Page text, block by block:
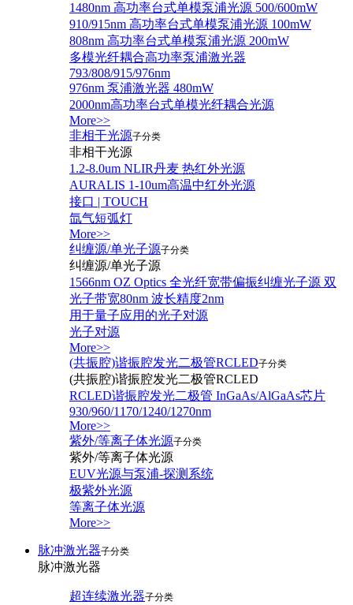
1480nm 高功率台式单模泵浦光源 500/600mW
910/915nm 高功率台式单模泵浦光源 100mW
808nm 高功率台式单模泵浦光源 200mW
多模光纤耦合高功率泵浦激光器
793/808/915/976nm
976nm 泵浦激光器 480mW
2000nm高功率台式单模光纤耦合光源
More>>
非相干光源子分类
非相干光源
1.2-8.0um NLIR丹麦 热红外光源
AURALIS 1-10um高温中红外光源
接口 | TOUCH
氙气短弧灯
More>>
纠缠源/单光子源子分类
纠缠源/单光子源
1566nm OZ Optics 全光纤宽带偏振纠缠光子源 双
光子带宽80nm 波长精度2nm
用于量子应用的光子对源
光子对源
More>>
(共振腔)谐振腔发光二极管RCLED子分类
(共振腔)谐振腔发光二极管RCLED
RCLED谐振腔发光二极管 InGaAs/AlGaAs芯片
930/960/1170/1240/1270nm
More>>
紫外/等离子体光源子分类
紫外/等离子体光源
EUV光源与泵浦-探测系统
极紫外光源
等离子体光源
More>>
脉冲激光器子分类
脉冲激光器
超连续激光器子分类